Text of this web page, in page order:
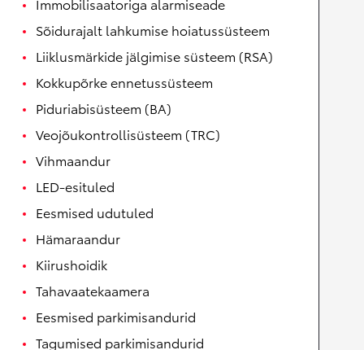
Sõidurajalt lahkumise hoiatussüsteem
Liiklusmärkide jälgimise süsteem (RSA)
Kokkupõrke ennetussüsteem
Piduriabisüsteem (BA)
Veojõukontrollisüsteem (TRC)
Vihmaandur
LED-esituled
Eesmised udutuled
Hämaraandur
Kiirushoidik
Tahavaatekaamera
Eesmised parkimisandurid
Tagumised parkimisandurid